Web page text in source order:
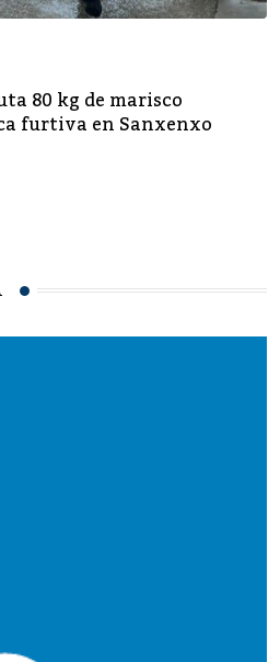
80 kg de marisco
furtiva en Sanxenxo